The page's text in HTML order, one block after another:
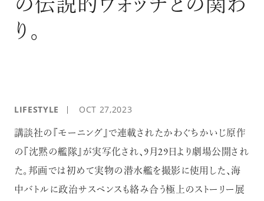
の伝説的ウォッチとの関わ
り。
LIFESTYLE OCT 27,2023
講談社の『モーニング』で連載されたかわぐちかいじ原作
の『沈黙の艦隊』が実写化され、9月29日より劇場公開され
た。邦画では初めて実物の潜水艦を撮影に使用した、海
中バトルに政治サスペンスも絡み合う極上のストーリー展